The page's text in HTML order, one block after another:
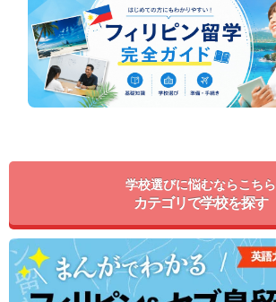
学校選びに悩むならこちら
カテゴリで学校を探す